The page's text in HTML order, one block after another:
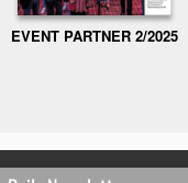
EVENT PARTNER 2/2025